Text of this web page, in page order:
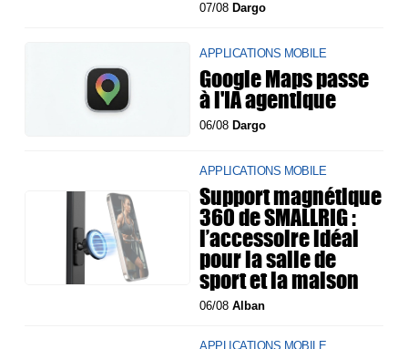
07/08 Dargo
APPLICATIONS MOBILE
Google Maps passe
à l'IA agentique
06/08 Dargo
APPLICATIONS MOBILE
Support magnétique
360 de SMALLRIG :
l’accessoire idéal
pour la salle de
sport et la maison
06/08Alban
APPLICATIONS MOBILE